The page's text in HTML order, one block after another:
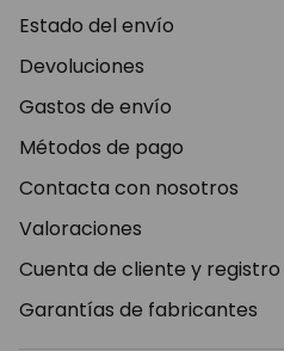
Estado del envío
Devoluciones
Gastos de envío
Métodos de pago
Contacta con nosotros
Valoraciones
Cuenta de cliente y registro
Garantías de fabricantes